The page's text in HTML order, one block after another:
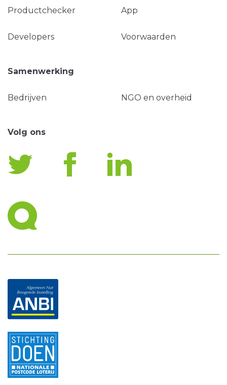
Productchecker App
Developers Voorwaarden
Samenwerking
Bedrijven NGO en overheid
Volg ons